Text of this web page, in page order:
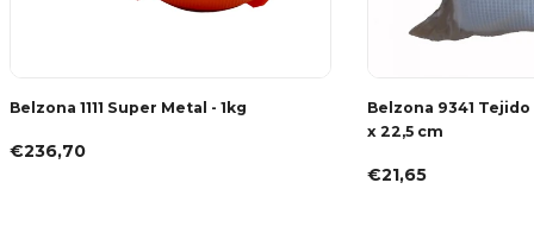
Belzona 1111 Super Metal - 1kg
€236,70
Belzona 9341
x 22,5 cm
€21,65